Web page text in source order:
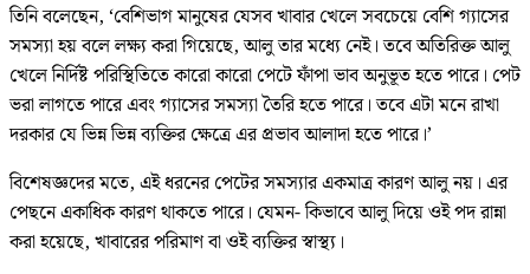
তিনি বলেছেন, ‘বেশিভাগ মানুষের যেসব খাবার খেলে সবচেয়ে বেশি গ্যাসের
সমস্যা হয় বলে লক্ষ্য করা গিয়েছে, আলু তার মধ্যে নেই। তবে অতিরিক্ত আলু
খেলে নির্দিষ্ট পরিস্থিতিতে কারো কারো পেটে ফাঁপা ভাব অনুভূত হতে পারে। পেট
ভরা লাগতে পারে এবং গ্যাসের সমস্যা তৈরি হতে পারে। তবে এটা মনে রাখা
দরকার যে ভিন্ন ভিন্ন ব্যক্তির ক্ষেত্রে এর প্রভাব আলাদা হতে পারে।’
বিশেষজ্ঞদের মতে, এই ধরনের পেটের সমস্যার একমাত্র কারণ আলু নয়। এর
পেছনে একাধিক কারণ থাকতে পারে। যেমন- কিভাবে আলু দিয়ে ওই পদ রান্না
করা হয়েছে, খাবারের পরিমাণ বা ওই ব্যক্তির স্বাস্থ্য।